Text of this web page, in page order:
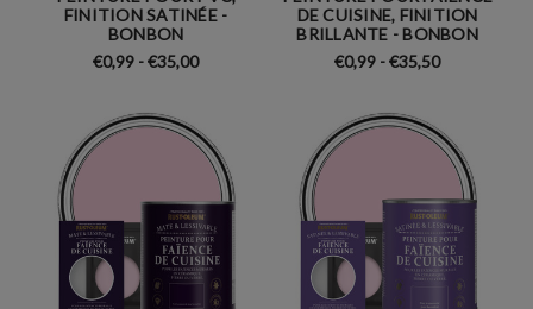
FINITION SATINÉE -
BONBON
€0,99 - €35,00
DE CUISINE, FINITION
BRILLANTE - BONBON
€0,99 - €35,50